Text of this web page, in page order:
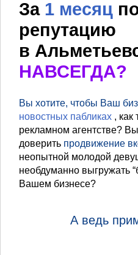
За 1 месяц
репутацию
в
НАВСЕГДА?
Вы хотите, чтобы Ваш
новостных пабликах , как
рекламном агентстве?
доверить продвижение
неопытной молодой
необдуманно выгружать
Вашем бизнесе?
А ведь